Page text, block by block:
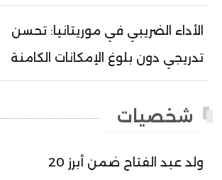
أحمد سيد أحمد أج
أحمد طالب ولد محمد
أحمد عبد الله أحمد مسكه
أحمد محفوظ حسني
الأداء الضريبي في موريتانيا: تحسن
تدريجي دون بلوغ الإمكانات الكامنة
شخصيات
ولد عبد الفتاح ضمن أبرز 20